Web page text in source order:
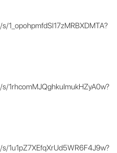
1_opohpmfdSl17zMRBXDMTA?
1rhcomMJQghkuImukHZyA0w?
1u1pZ7XEfqXrUd5WR6F4J9w?